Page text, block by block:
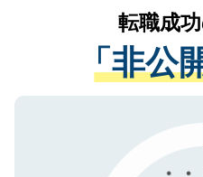
は、個人情報の取
管理基準を満たし
る、プライバシー
ご登録いただいた
で、機密保持に関
かがいして、現在
経験をまじえなが
させていただきま
ない方には、長期
ので、まずはご登
転職成
「非公